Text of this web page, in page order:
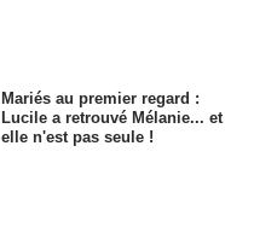
Mariés au premier regard :
Lucile a retrouvé Mélanie... et
elle n'est pas seule !